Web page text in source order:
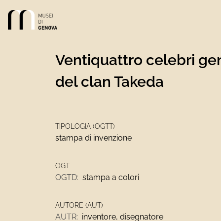
Link alla homepage
Ventiquattro celebri
del clan Takeda
TIPOLOGIA (OGTT)
stampa di invenzione
OGT
OGTD: stampa a colori
AUTORE (AUT)
AUTR: inventore, disegnatore